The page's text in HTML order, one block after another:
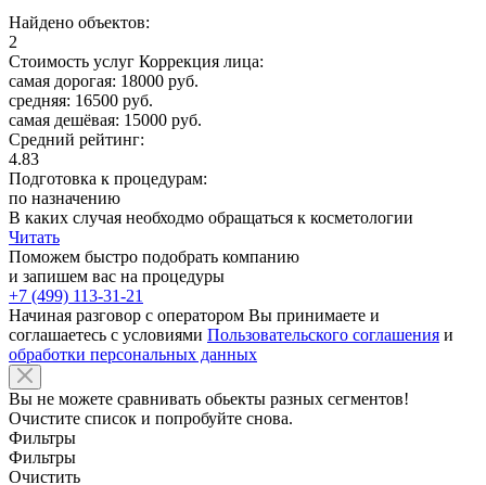
Найдено объектов:
2
Стоимость услуг Коррекция лица:
самая дорогая: 18000 руб.
средняя: 16500 руб.
самая дешёвая: 15000 руб.
Средний рейтинг:
4.83
Подготовка к процедурам:
по назначению
В каких случая необходмо обращаться к косметологии
Читать
Поможем быстро подобрать компанию
и запишем вас на процедуры
+7 (499) 113-31-21
Начиная разговор с оператором Вы принимаете и
соглашаетесь с условиями Пользовательского соглашения и
обработки персональных данных
Вы не можете сравнивать обьекты разных сегментов!
Очистите список и попробуйте снова.
Фильтры
Фильтры
Очистить